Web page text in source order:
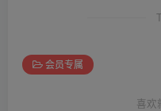
会员专属
喜欢